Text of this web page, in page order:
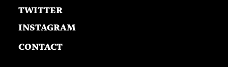
TWITTER
INSTAGRAM
CONTACT